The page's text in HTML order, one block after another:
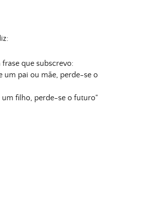
frase que subscrevo:
um pai ou mãe, perde-se o
um filho, perde-se o futuro"